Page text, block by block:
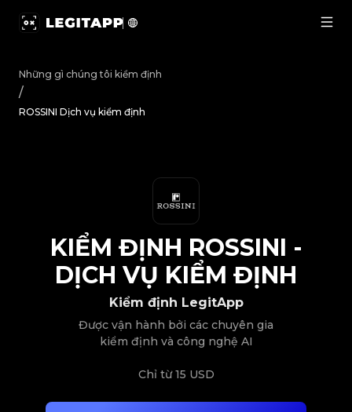
Những gì chúng tôi kiểm định
/
ROSSINI Dịch vụ kiểm định
Kiểm định LegitApp
Được vận hành bởi các chuyên gia
kiểm định và công nghệ AI
Chỉ từ15 USD
KIỂM ĐỊNH ROSSINI -
DỊCH VỤ KIỂM ĐỊNH